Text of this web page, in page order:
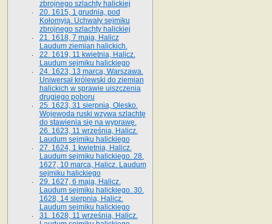
zbrojnego szlachty halickiej
20. 1615, 1 grudnia, pod
Kołomyją. Uchwały sejmiku
zbrojnego szlachty halickiej
21. 1618, 7 maja, Halicz
Laudum ziemian halickich.
22. 1619, 11 kwietnia, Halicz.
Laudum sejmiku halickiego
24. 1623, 13 marca, Warszawa.
Uniwersał królewski do ziemian
halickich w sprawie uiszczenia
drugiego poboru
25. 1623, 31 sierpnia, Olesko.
Wojewoda ruski wzywa szlachtę
do stawienia się na wyprawę.
26. 1623, 11 września, Halicz.
Laudum sejmiku halickiego
27. 1624, 1 kwietnia, Halicz.
Laudum sejmiku halickiego. 28.
1627, 10 marca, Halicz. Laudum
sejmiku halickiego
29. 1627, 6 maja, Halicz.
Laudum sejmiku halickiego. 30.
1628, 14 sierpnia, Halicz.
Laudum sejmiku halickiego
31. 1628, 11 września, Halicz.